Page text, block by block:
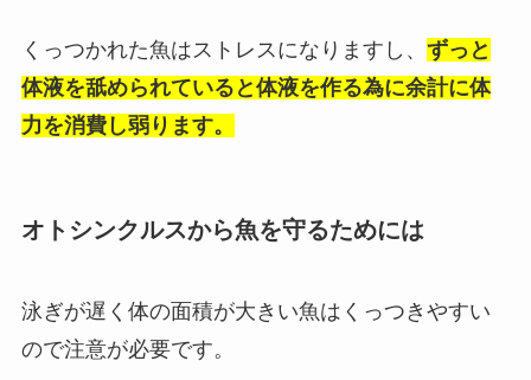
くっつかれた魚はストレスになりますし、 ずっと
体液を舐められていると体液を作る為に余計に体
力を消費し弱ります。
オトシンクルスから魚を守るためには
泳ぎが遅く体の面積が大きい魚はくっつきやすい
ので注意が必要です。